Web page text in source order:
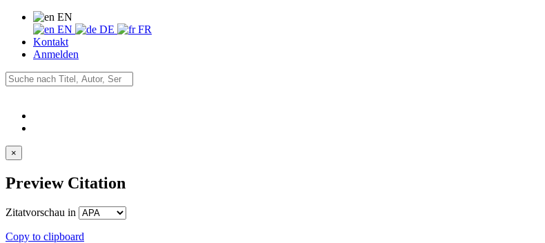
EN
EN
DE
FR
Kontakt
Anmelden
×
Preview Citation
Zitatvorschau in
Copy to clipboard